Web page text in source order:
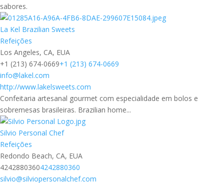
sabores.
La Kel Brazilian Sweets
Refeições
Los Angeles, CA, EUA
+1 (213) 674-0669+1 (213) 674-0669
info@lakel.com
http://www.lakelsweets.com
Confeitaria artesanal gourmet com especialidade em bolos e
sobremesas brasileiras. Brazilian home...
Silvio Personal Chef
Refeições
Redondo Beach, CA, EUA
42428803604242880360
silvio@silviopersonalchef.com